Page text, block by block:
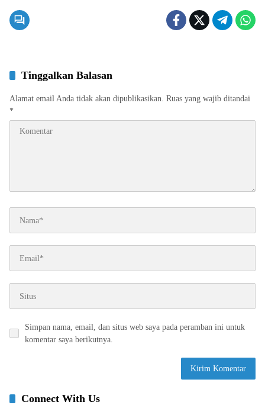
Tinggalkan Balasan
Alamat email Anda tidak akan dipublikasikan. Ruas yang wajib ditandai
*
Simpan nama, email, dan situs web saya pada peramban ini untuk
komentar saya berikutnya.
Connect With Us